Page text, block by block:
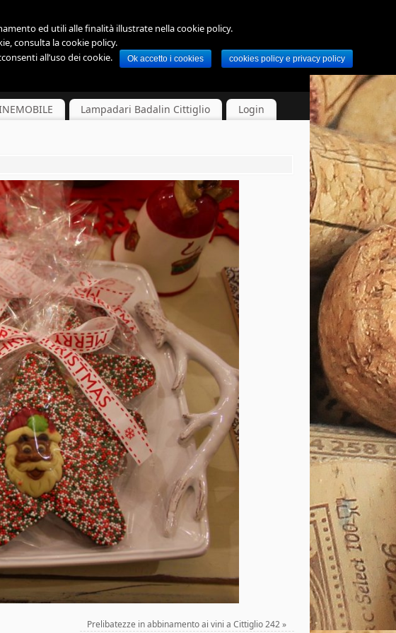
Lampadari Badalin Cittiglio Login
Prelibatezze in abbinamento ai vini a Cittiglio 242»
ed utili alle finalità illustrate nella cookie policy.
consulta la cookie policy.
all’uso dei cookie.
Ok accetto i cookies cookies policy e privacy policy